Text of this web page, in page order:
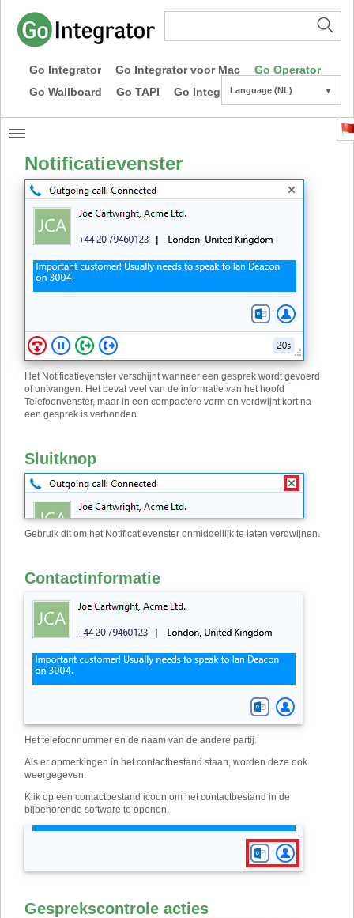
Go Integrator Go Integrator voor Mac
Go Operator
Go Wallboard
Go TAPI Go Integrator CE
Language (NL) ▼
Notificatievenster
Het Notificatievenster verschijnt wanneer een gesprek wordt gevoerd
of ontvangen. Het bevat veel van de informatie van het hoofd
Telefoonvenster, maar in een compactere vorm en verdwijnt kort na
een gesprek is verbonden.
Sluitknop
Gebruik dit om het Notificatievenster onmiddellijk te laten verdwijnen.
Contactinformatie
Het telefoonnummer en de naam van de andere partij.
Als er opmerkingen in het contactbestand staan, worden deze ook
weergegeven.
Klik op een contactbestand icoon om het contactbestand in de
bijbehorende software te openen.
Gesprekscontrole acties